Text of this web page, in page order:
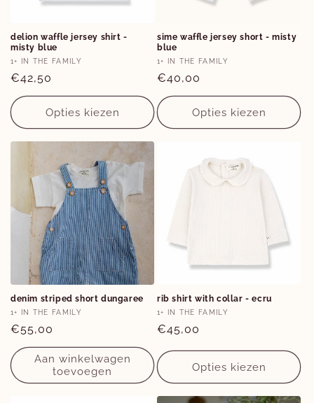
6M
delion waffle jersey shirt -
misty blue
Verkoper:
1+ IN THE FAMILY
Normale
prijs
€42,50
Opties kiezen
sime waffle jersey short - misty
blue
Verkoper:
1+ IN THE FAMILY
Normale
prijs
€40,00
Opties kiezen
12M
denim striped short dungaree
Verkoper:
1+ IN THE FAMILY
Normale
prijs
€55,00
Aan winkelwagen
toevoegen
1M3M9M
rib shirt with collar - ecru
Verkoper:
1+ IN THE FAMILY
Normale
€45,00
Opties kiezen